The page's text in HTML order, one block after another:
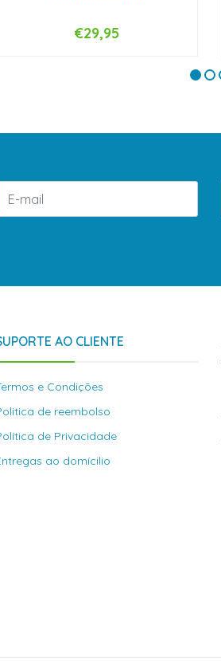
+
€29,95
AO CLIENTE
e Condições
de reembolso
de Privacidade
ao domícilio